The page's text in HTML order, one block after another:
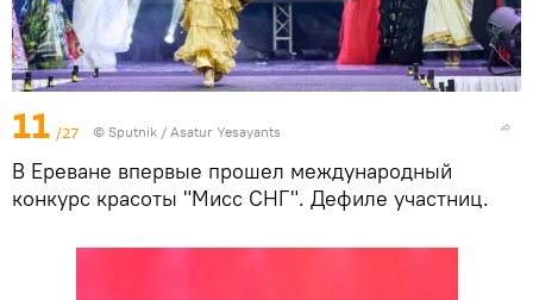
11 /27 © Sputnik / Asatur Yesayants
В Ереване впервые прошел международный
конкурс красоты "Мисс СНГ". Дефиле участниц.